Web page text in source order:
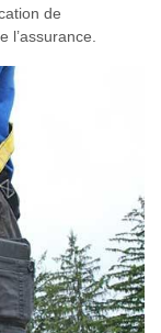
de
l’assurance.